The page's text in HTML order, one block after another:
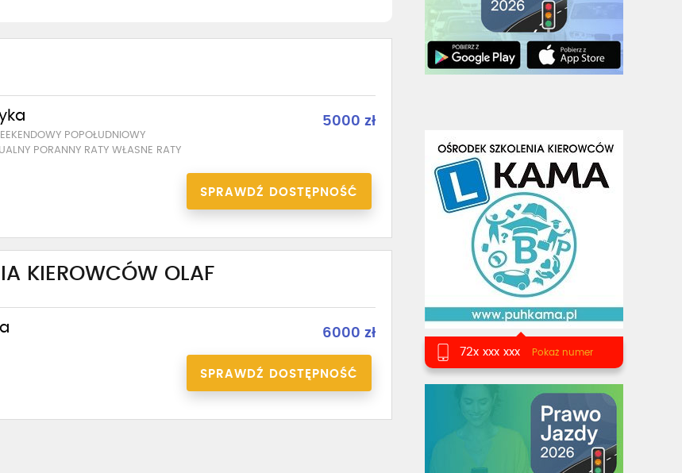
POPOŁUDNIOWY
PORANNY RATY WŁASNE RATY
5000 zł
SPRAWDŹ DOSTĘPNOŚĆ
KIEROWCÓW OLAF
6000 zł
SPRAWDŹ DOSTĘPNOŚĆ
72x xxx xxx Pokaż numer